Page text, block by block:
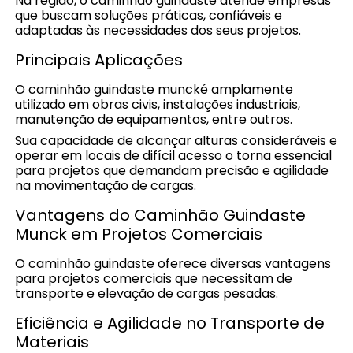
que buscam soluções práticas, confiáveis e
adaptadas às necessidades dos seus projetos.
Principais Aplicações
O caminhão guindaste muncké amplamente
utilizado em obras civis, instalações industriais,
manutenção de equipamentos, entre outros.
Sua capacidade de alcançar alturas consideráveis e
operar em locais de difícil acesso o torna essencial
para projetos que demandam precisão e agilidade
na movimentação de cargas.
Vantagens do Caminhão Guindaste
Munck em Projetos Comerciais
O caminhão guindaste oferece diversas vantagens
para projetos comerciais que necessitam de
transporte e elevação de cargas pesadas.
Eficiência e Agilidade no Transporte de
Materiais